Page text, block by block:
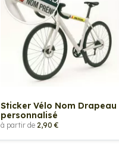
Sticker Vélo Nom Drapeau
personnalisé
à partir de 2,90 €